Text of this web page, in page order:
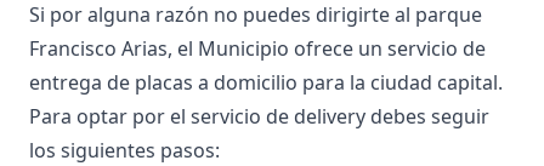
Si por alguna razón no puedes dirigirte al parque
Francisco Arias, el Municipio ofrece un servicio de
entrega de placas a domicilio para la ciudad capital.
Para optar por el servicio de delivery debes seguir
los siguientes pasos: